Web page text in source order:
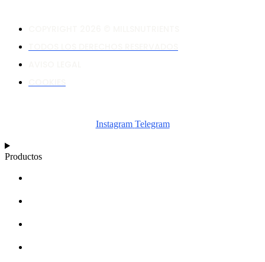
Instagram Telegram
Productos